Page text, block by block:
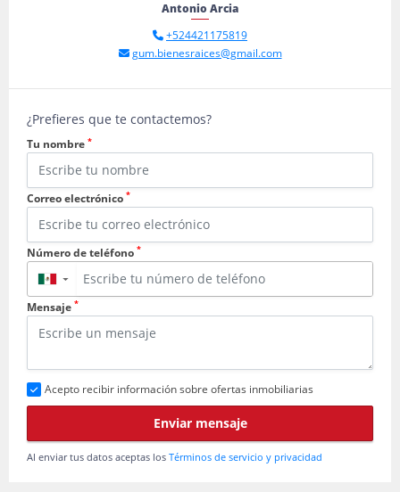
Antonio Arcia
+524421175819
gum.bienesraices@gmail.com
¿Prefieres que te contactemos?
Tu nombre *
Correo electrónico *
Número de teléfono *
▼
Mensaje *
Acepto recibir información sobre ofertas inmobiliarias
Enviar mensaje
Al enviar tus datos aceptas los Términos de servicio y privacidad